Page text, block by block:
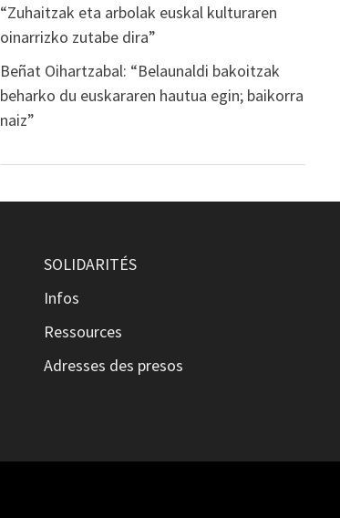
“Zuhaitzak eta arbolak euskal kulturaren
oinarrizko zutabe dira”
Beñat Oihartzabal: “Belaunaldi bakoitzak
beharko du euskararen hautua egin; baikorra
naiz”
SOLIDARITÉS
Infos
Ressources
Adresses des presos